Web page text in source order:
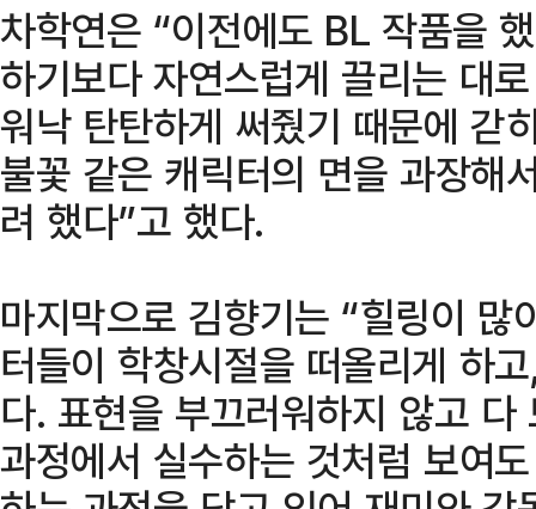
차학연은 “이전에도 BL 작품을
하기보다 자연스럽게 끌리는 대
워낙 탄탄하게 써줬기 때문에 갇
불꽃 같은 캐릭터의 면을 과장해
려 했다”고 했다.
마지막으로 김향기는 “힐링이
터들이 학창시절을 떠올리게 하
다. 표현을 부끄러워하지 않고
과정에서 실수하는 것처럼 보여